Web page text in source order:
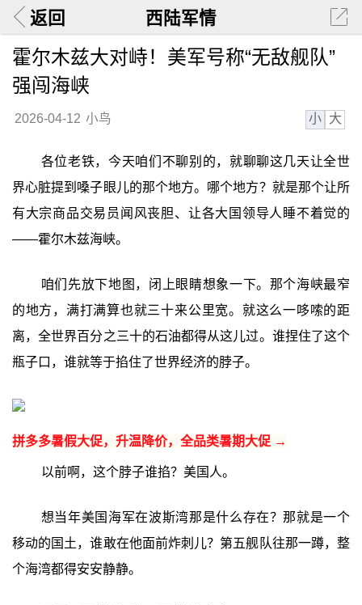
返回 西陆军情
霍尔木兹大对峙！美军号称“无敌舰队”
强闯海峡
2026-04-12 小鸟 小 大
各位老铁，今天咱们不聊别的，就聊聊这几天让全世
界心脏提到嗓子眼儿的那个地方。哪个地方？就是那个让所
有大宗商品交易员闻风丧胆、让各大国领导人睡不着觉的
——霍尔木兹海峡。
咱们先放下地图，闭上眼睛想象一下。那个海峡最窄
的地方，满打满算也就三十来公里宽。就这么一哆嗦的距
离，全世界百分之三十的石油都得从这儿过。谁捏住了这个
瓶子口，谁就等于掐住了世界经济的脖子。
拼多多暑假大促，升温降价，全品类暑期大促 →
以前啊，这个脖子谁掐？美国人。
想当年美国海军在波斯湾那是什么存在？那就是一个
移动的国土，谁敢在他面前炸刺儿？第五舰队往那一蹲，整
个海湾都得安安静静。